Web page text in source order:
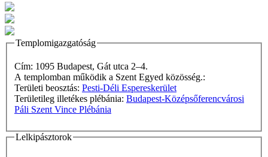
Templomigazgatóság
Cím: 1095 Budapest, Gát utca 2–4.
A templomban működik a Szent Egyed közösség.:
Területi beosztás: Pesti-Déli Espereskerület
Területileg illetékes plébánia: Budapest-Középsőferencvárosi
Páli Szent Vince Plébánia
Lelkipásztorok